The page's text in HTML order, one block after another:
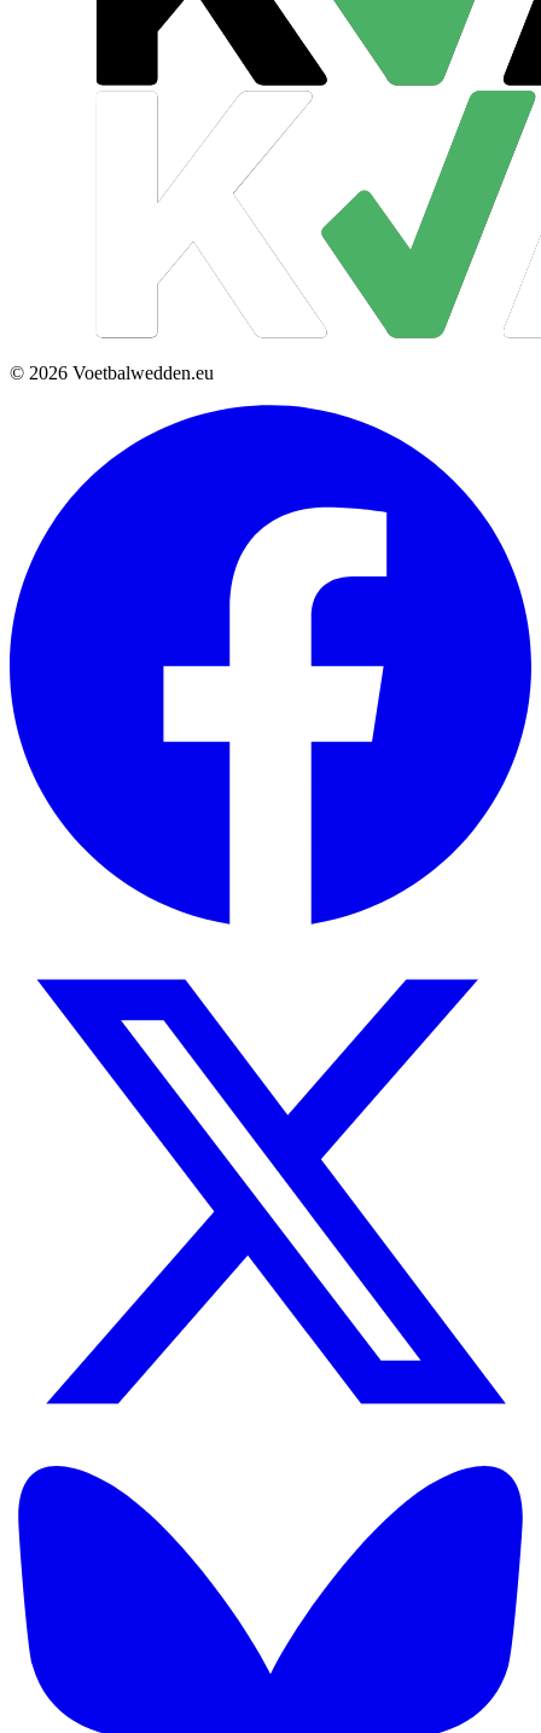
© 2026 Voetbalwedden.eu